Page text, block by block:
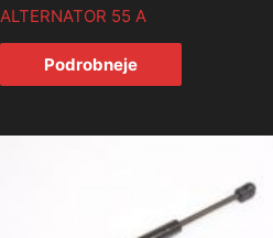
ALTERNATOR 55 A
Podrobneje